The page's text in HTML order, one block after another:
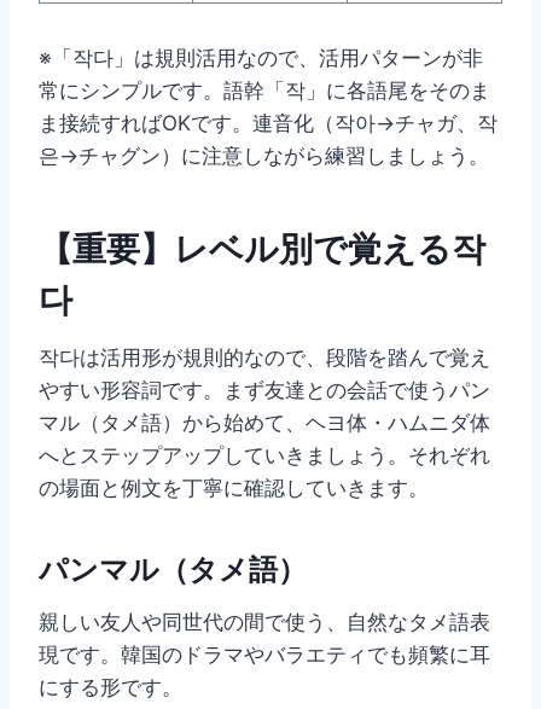
※「작다」は規則活用なので、活用パターンが非
常にシンプルです。語幹「작」に各語尾をそのま
ま接続すればOKです。連音化（작아→チャガ、작
은→チャグン）に注意しながら練習しましょう。
【重要】レベル別で覚える작
다
작다は活用形が規則的なので、段階を踏んで覚え
やすい形容詞です。まず友達との会話で使うパン
マル（タメ語）から始めて、ヘヨ体・ハムニダ体
へとステップアップしていきましょう。それぞれ
の場面と例文を丁寧に確認していきます。
パンマル（タメ語）
親しい友人や同世代の間で使う、自然なタメ語表
現です。韓国のドラマやバラエティでも頻繁に耳
にする形です。